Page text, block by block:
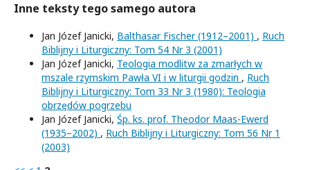
Inne teksty tego samego autora
Jan Józef Janicki, Balthasar Fischer (1912–2001) , Ruch
Biblijny i Liturgiczny: Tom 54 Nr 3 (2001)
Jan Józef Janicki, Teologia modlitw za zmarłych w
mszale rzymskim Pawła VI i w liturgii godzin , Ruch
Biblijny i Liturgiczny: Tom 33 Nr 3 (1980): Teologia
obrzędów pogrzebu
Jan Józef Janicki, Śp. ks. prof. Theodor Maas-Ewerd
(1935–2002) , Ruch Biblijny i Liturgiczny: Tom 56 Nr 1
(2003)